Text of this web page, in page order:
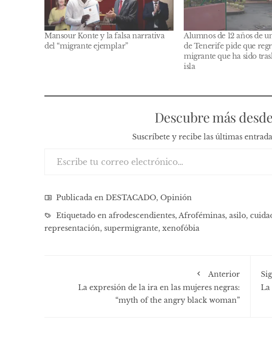
Mansour Konte y la falsa narrativa
del “migrante ejemplar”
Alumnos de 12 años de
de Tenerife pide que
migrante que ha sido
isla
Descubre más
Suscríbete y recibe las últimas
Publicada en DESTACADO, Opinión
Etiquetado en afrodescendientes, Afroféminas, asilo,
representación, supermigrante, xenofóbia
Anterior
La expresión de la ira en las mujeres negras:
“myth of the angry black woman”
La